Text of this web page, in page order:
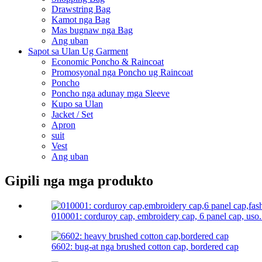
Drawstring Bag
Kamot nga Bag
Mas bugnaw nga Bag
Ang uban
Sapot sa Ulan Ug Garment
Economic Poncho & Raincoat
Promosyonal nga Poncho ug Raincoat
Poncho
Poncho nga adunay mga Sleeve
Kupo sa Ulan
Jacket / Set
Apron
suit
Vest
Ang uban
Gipili nga mga produkto
010001: corduroy cap, embroidery cap, 6 panel cap,
6602: bug-at nga brushed cotton cap, bordered cap